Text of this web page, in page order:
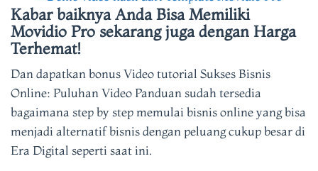
Kabar baiknya Anda Bisa Memiliki
Movidio Pro sekarang juga dengan Harga
Terhemat!
Dan dapatkan bonus Video tutorial Sukses Bisnis
Online: Puluhan Video Panduan sudah tersedia
bagaimana step by step memulai bisnis online yang bisa
menjadi alternatif bisnis dengan peluang cukup besar di
Era Digital seperti saat ini.